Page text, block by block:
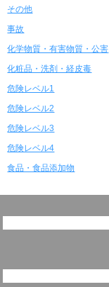
その他
事故
化学物質・有害物質・公害
化粧品・洗剤・経皮毒
危険レベル1
危険レベル2
危険レベル3
危険レベル4
食品・食品添加物